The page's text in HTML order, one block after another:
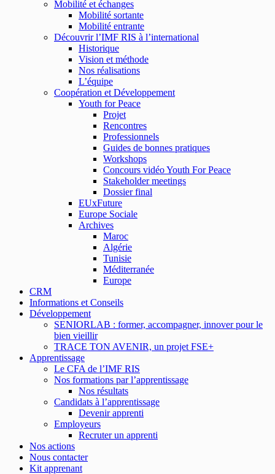
Mobilité et échanges
Mobilité sortante
Mobilité entrante
Découvrir l’IMF RIS à l’international
Historique
Vision et méthode
Nos réalisations
L’équipe
Coopération et Développement
Youth for Peace
Projet
Rencontres
Professionnels
Guides de bonnes pratiques
Workshops
Concours vidéo Youth For Peace
Stakeholder meetings
Dossier final
EUxFuture
Europe Sociale
Archives
Maroc
Algérie
Tunisie
Méditerranée
Europe
CRM
Informations et Conseils
Développement
SENIORLAB : former, accompagner, innover pour le
bien vieillir
TRACE TON AVENIR, un projet FSE+
Apprentissage
Le CFA de l’IMF RIS
Nos formations par l’apprentissage
Nos résultats
Candidats à l’apprentissage
Devenir apprenti
Employeurs
Recruter un apprenti
Nos actions
Nous contacter
Kit apprenant